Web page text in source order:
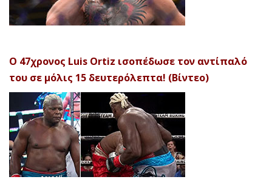
Ο 47χρονος Luis Ortiz ισοπέδωσε τον αντίπαλό
του σε μόλις 15 δευτερόλεπτα! (Βίντεο)